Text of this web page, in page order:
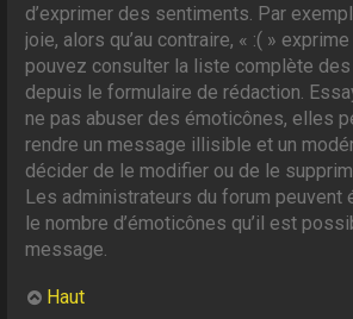
d’exprimer des sentiments. Par
joie, alors qu’au contraire, « :( »
pouvez consulter la liste complète
depuis le formulaire de rédaction.
ne pas abuser des émoticônes, elles
rendre un message illisible et un
décider de le modifier ou de le
Les administrateurs du forum peuvent
le nombre d’émoticônes qu’il est
message.
Haut